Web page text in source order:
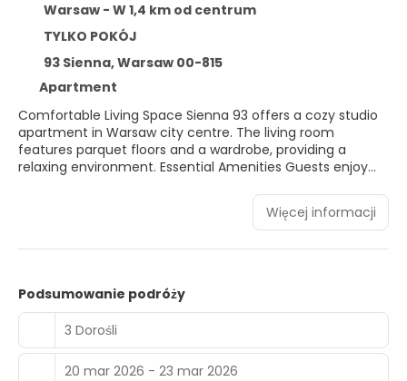
Warsaw - W 1,4 km od centrum
TYLKO POKÓJ
93 Sienna, Warsaw 00-815
Apartment
Comfortable Living Space Sienna 93 offers a cozy studio
apartment in Warsaw city centre. The living room
features parquet floors and a wardrobe, providing a
relaxing environment. Essential Amenities Guests enjoy
apartment includes a lift for easy access. Prime Location
Located 19 minutes from Warsaw Central Railway Station
and 1 km from Złote Tarasy Shopping Centre. Nearby
attractions include the Warsaw Uprising Museum and
sports are available in the surrounding area. Warsaw
Frederic Chopin Airport is 7 km away.
Więcej informacji
Podsumowanie podróży
3 Dorośli
20 mar 2026 - 23 mar 2026